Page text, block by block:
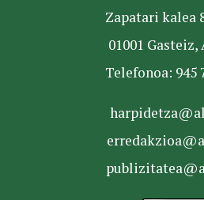
Zapatari kalea
01001 Gasteiz,
Telefonoa: 945